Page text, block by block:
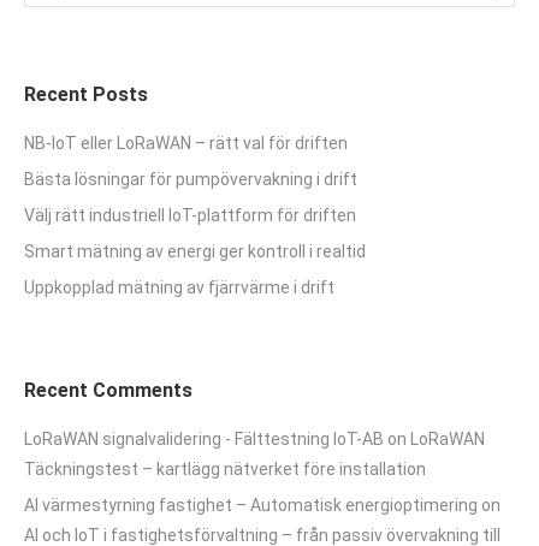
Recent Posts
NB-IoT eller LoRaWAN – rätt val för driften
Bästa lösningar för pumpövervakning i drift
Välj rätt industriell IoT-plattform för driften
Smart mätning av energi ger kontroll i realtid
Uppkopplad mätning av fjärrvärme i drift
Recent Comments
LoRaWAN signalvalidering - Fälttestning IoT-AB on
LoRaWAN
Täckningstest – kartlägg nätverket före installation
AI värmestyrning fastighet – Automatisk energioptimering on
AI och IoT i fastighetsförvaltning – från passiv övervakning till